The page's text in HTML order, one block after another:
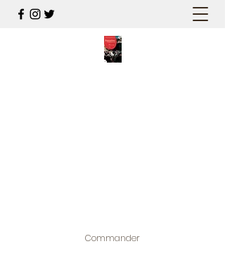
Commander